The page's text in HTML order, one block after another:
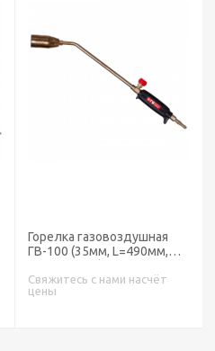
Горелка газовоздушная
ГВ-100 (35мм, L=490мм,
Свяжитесь с нами насчёт
цены